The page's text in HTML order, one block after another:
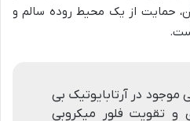
حمایت از یک محیط روده سالم و
موجود در آرتابایوتیک بی
و تقویت فلور میکروبی